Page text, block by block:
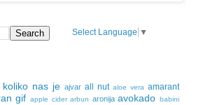
Select Language ▼
koliko nas je ajvar all nut aloe vera amarant
gif apple cider arbun aronija avokado babini